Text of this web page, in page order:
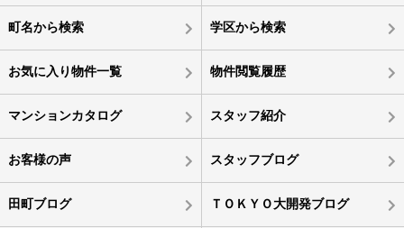
町名から検索 学区から検索
お気に入り物件一覧 物件閲覧履歴
マンションカタログ スタッフ紹介
お客様の声 スタッフブログ
田町ブログ ＴＯＫＹＯ大開発ブログ